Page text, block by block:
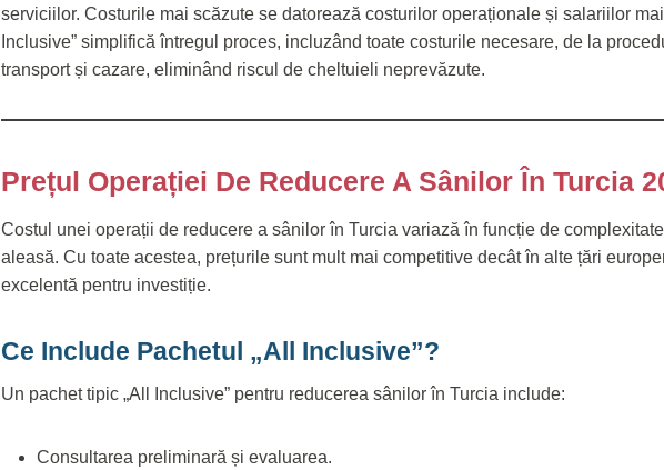
serviciilor. Costurile mai scăzute se datorează costurilor operaționale și salariilor mai
Inclusive” simplifică întregul proces, incluzând toate costurile necesare, de la
transport și cazare, eliminând riscul de cheltuieli neprevăzute.
Prețul Operației De Reducere A Sânilor În Turcia
Costul unei operații de reducere a sânilor în Turcia variază în funcție de
aleasă. Cu toate acestea, prețurile sunt mult mai competitive decât în alte țări
excelentă pentru investiție.
Ce Include Pachetul „All Inclusive”?
Un pachet tipic „All Inclusive” pentru reducerea sânilor în Turcia include:
Consultarea preliminară și evaluarea.